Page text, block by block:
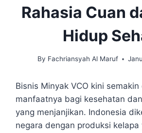
Rahasia Cuan
Hidup
By Fachriansyah Al Maruf
Bisnis Minyak VCO kini
manfaatnya bagi kesehatan
yang menjanjikan. Indonesia
negara dengan produksi